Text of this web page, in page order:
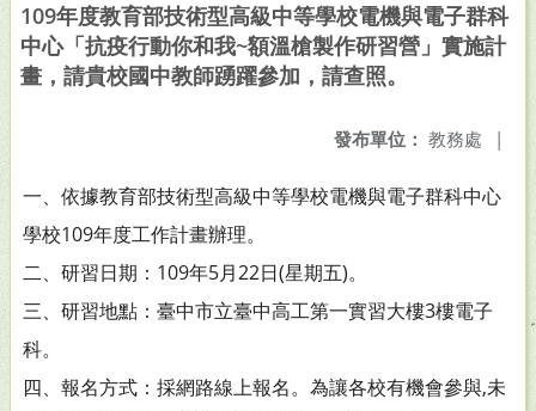
109年度教育部技術型高級中等學校電機與電子群科
中心「抗疫行動你和我~額溫槍製作研習營」實施計
畫，請貴校國中教師踴躍參加，請查照。
發布單位： 教務處 |
一、依據教育部技術型高級中等學校電機與電子群科中心
學校109年度工作計畫辦理。
二、研習日期：109年5月22日(星期五)。
三、研習地點：臺中市立臺中高工第一實習大樓3樓電子
科。
四、報名方式：採網路線上報名。為讓各校有機會參與,未